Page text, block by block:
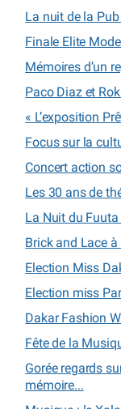
La nuit de la
Finale Elite
Mémoires d’un
Paco Diaz et
« L’exposition
Focus sur la
Concert action
Les 30 ans de
La Nuit du
Brick and Lace à
Election Miss
Election miss
Dakar Fashion
Fête de la
Gorée regards
mémoire...